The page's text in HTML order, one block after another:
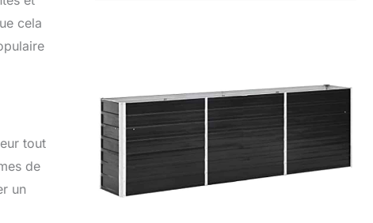
cela
tout
de
un